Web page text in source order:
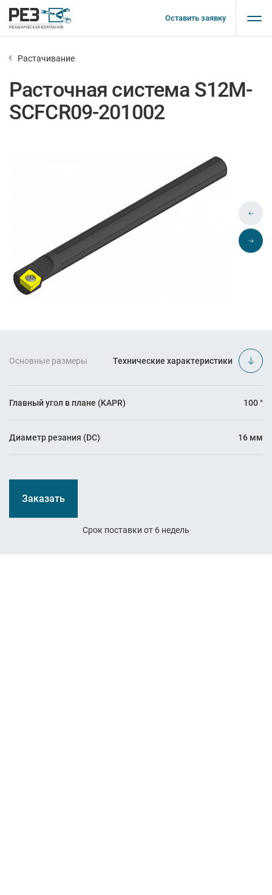
Оставить заявку
Основные размеры Технические характеристики
Главный угол в плане (KAPR) 100 °
Диаметр резания (DC) 16 мм
Заказать
Срок поставки от 6 недель
Растачивание
Расточная система S12M-
SCFCR09-201002